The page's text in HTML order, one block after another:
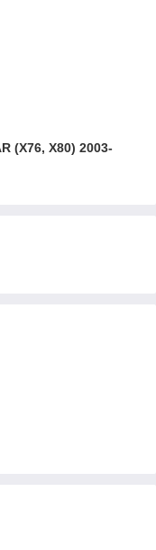
(X76, X80) 2003-